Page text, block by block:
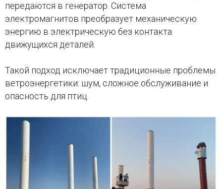
передаются в генератор. Система
электромагнитов преобразует механическую
энергию в электрическую без контакта
движущихся деталей.
Такой подход исключает традиционные проблемы
ветроэнергетики: шум, сложное обслуживание и
опасность для птиц.